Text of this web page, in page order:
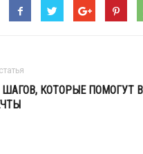
КОТОРЫЕ ПОМОГУТ